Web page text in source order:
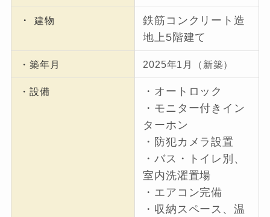
・ 建物
鉄筋コンクリート造
地上5階建て
・築年月 2025年1月（新築）
・設備
・オートロック
・モニター付きイン
ターホン
・防犯カメラ設置
・バス・トイレ別、
室内洗濯置場
・エアコン完備
・収納スペース、温